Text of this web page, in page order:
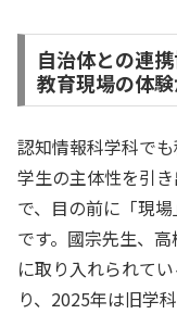
自治体との連
教育現場の体
認知情報科学科で
学生の主体性を引
で、目の前に「現
です。國宗先生、
に取り入れられて
り、2025年は旧学